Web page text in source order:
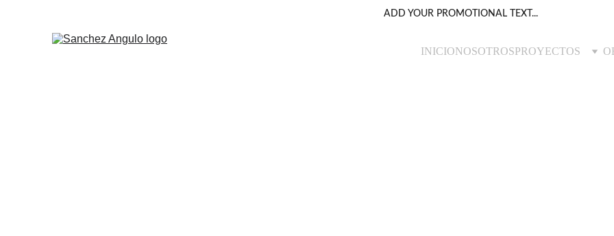
ADD YOUR PROMOTIONAL TEXT...
INICIONOSOTROSPROYECTOS